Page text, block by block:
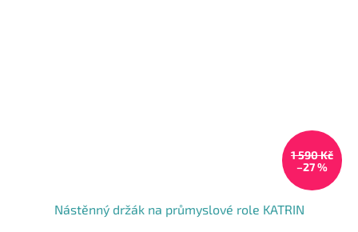
1 590 Kč
–27 %
Nástěnný držák na průmyslové role KATRIN